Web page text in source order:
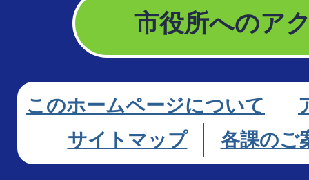
市役所へのア
このホームページについて
サイトマップ
各課のご